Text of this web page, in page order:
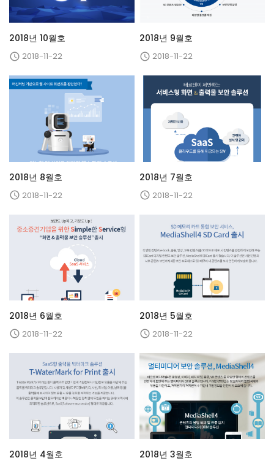
2018년 10월호
 2018-11-22
2018년 9월호
 2018-11-22
2018년 8월호
 2018-11-22
2018년 7월호
 2018-11-22
2018년 6월호
 2018-11-22
2018년 5월호
 2018-11-22
2018년 4월호 2018년 3월호